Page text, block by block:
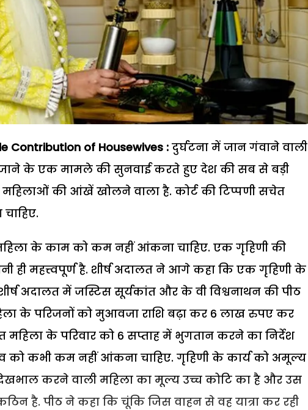
Contribution of Housewives : दुर्घटना में जान गंवाने वाली
के एक मामले की सुनवाई करते हुए देश की सब से बड़ी
की आंखें खोलने वाला है. कोर्ट की टिप्पणी सचेत
के काम को कम नहीं आंकना चाहिए. एक गृहिणी की
ही महत्त्वपूर्ण है. शीर्ष अदालत ने आगे कहा कि एक गृहिणी के
अदालत में जस्टिस सूर्यकांत और के वी विश्वनाथन की पीठ
के परिजनों को मुआवजा राशि बढ़ा कर 6 लाख रुपए कर
महिला के परिवार को 6 सप्ताह में भुगतान करने का निर्देश
को कभी कम नहीं आंकना चाहिए. गृहिणी के कार्य को अमूल्य
करने वाली महिला का मूल्य उच्च कोटि का है और उस
है. पीठ ने कहा कि चूंकि जिस वाहन से वह यात्रा कर रही